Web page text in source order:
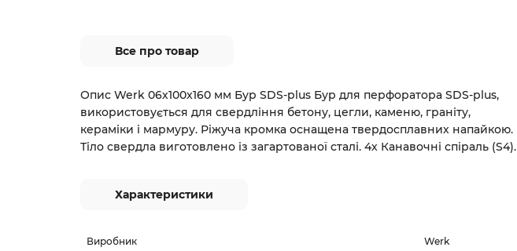
Все про товар
Опис Werk 06х100x160 мм Бур SDS-plus Бур для перфоратора SDS-plus,
використовується для свердління бетону, цегли, каменю, граніту,
кераміки і мармуру. Ріжуча кромка оснащена твердосплавних напайкою.
Тіло свердла виготовлено із загартованої сталі. 4х Канавочні спіраль (S4).
Характеристики
Виробник
Werk